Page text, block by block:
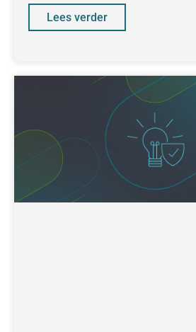
Lees verder